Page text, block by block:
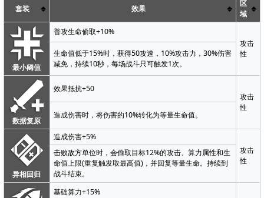
套装 效果
区
域
最小阈值
普攻生命偷取+10%
攻击
性
生命值低于15%时，获得50攻速，10%攻击力，30%伤害
减免，持续10秒，每场战斗只可触发1次。
数据复原
效果抵抗+50
攻击
性
造成伤害时，将伤害的10%转化为等量生命值。
异相回归
造成伤害+5%
攻击
性
击败敌方单位时，会偷取目标12%的攻击、算力属性和生
命值上限(重复触发取最高值)，并回复等量生命。持续到
战斗结束。
基础算力+15%